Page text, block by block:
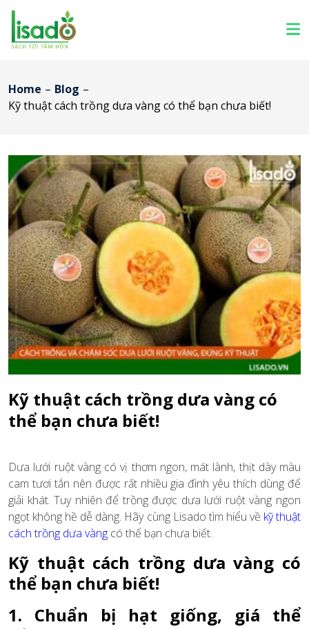
Home – Blog –
Kỹ thuật cách trồng dưa vàng có thể bạn chưa biết!
Kỹ thuật cách trồng dưa vàng có
thể bạn chưa biết!
Dưa lưới ruột vàng có vị thơm ngon, mát lành, thịt dày màu
cam tươi tắn nên được rất nhiều gia đình yêu thích dùng để
giải khát. Tuy nhiên để trồng được dưa lưới ruột vàng ngon
ngọt không hề dễ dàng. Hãy cùng Lisado tìm hiểu về kỹ thuật
cách trồng dưa vàng có thể bạn chưa biết.
Kỹ thuật cách trồng dưa vàng có
thể bạn chưa biết!
1. Chuẩn bị hạt giống, giá thể